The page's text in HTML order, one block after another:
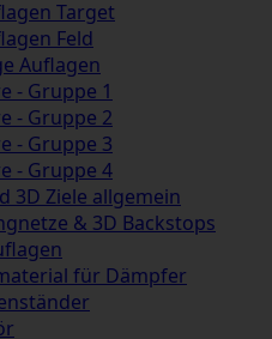
Target
Feld
Auflagen
- Gruppe 1
- Gruppe 2
- Gruppe 3
- Gruppe 4
3D Ziele allgemein
& 3D Backstops
für Dämpfer